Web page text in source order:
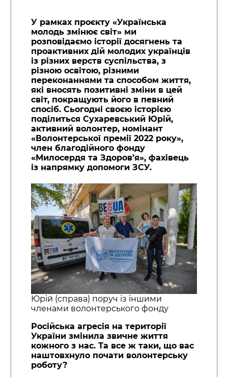
У рамках проєкту «Українська
молодь змінює світ» ми
розповідаємо історії досягнень та
проактивних дій молодих українців
із різних верств суспільства, з
різною освітою, різними
переконаннями та способом життя,
які вносять позитивні зміни в цей
світ, покращують його в певний
спосіб. Сьогодні своєю історією
поділиться Сухаревський Юрій,
активний волонтер, номінант
«Волонтерської премії 2022 року»,
член благодійного фонду
«Милосердя та Здоров’я», фахівець
із напрямку допомоги ЗСУ.
Юрій (справа) поруч із іншими
членами волонтерського фонду
Російська агресія на території
України змінила звичне життя
кожного з нас. Та все ж таки, що вас
наштовхнуло почати волонтерську
роботу?